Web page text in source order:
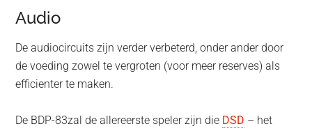
Audio
De audiocircuits zijn verder verbeterd, onder ander door
de voeding zowel te vergroten (voor meer reserves) als
efficienter te maken.
De BDP-83zal de allereerste speler zijn die DSD – het